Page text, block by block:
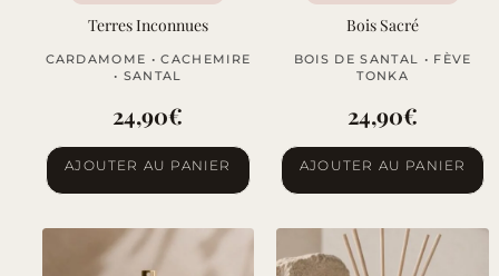
Terres Inconnues
CARDAMOME • CACHEMIRE
• SANTAL
24,90€
AJOUTER AU PANIER
Bois Sacré
BOIS DE SANTAL • FÈVE
TONKA
24,90€
AJOUTER AU PANIER